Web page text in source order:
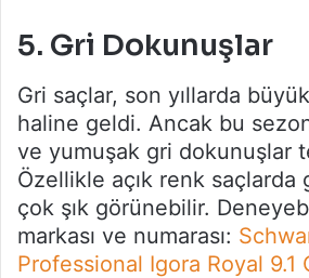
5. Gri Dokunuşlar
Gri saçlar, son yıllarda
haline geldi. Ancak bu
ve yumuşak gri dokunuşlar
Özellikle açık renk saçlarda
çok şık görünebilir.
markası ve numarası:
Professional Igora Royal 9.1